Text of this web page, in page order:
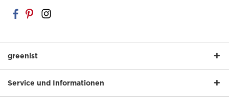
greenist
Service und Informationen